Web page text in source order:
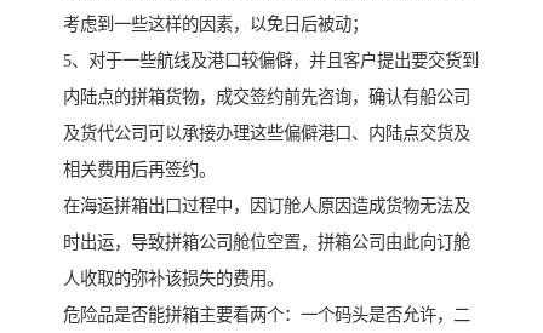
考虑到一些这样的因素，以免日后被动；
5、对于一些航线及港口较偏僻，并且客户提出要交货到
内陆点的拼箱货物，成交签约前先咨询，确认有船公司
及货代公司可以承接办理这些偏僻港口、内陆点交货及
相关费用后再签约。
在海运拼箱出口过程中，因订舱人原因造成货物无法及
时出运，导致拼箱公司舱位空置，拼箱公司由此向订舱
人收取的弥补该损失的费用。
危险品是否能拼箱主要看两个：一个码头是否允许，二